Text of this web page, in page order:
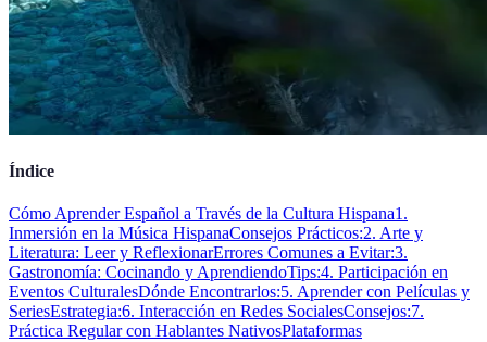
Índice
Cómo Aprender Español a Través de la Cultura Hispana1.
Inmersión en la Música HispanaConsejos Prácticos:2. Arte y
Literatura: Leer y ReflexionarErrores Comunes a Evitar:3.
Gastronomía: Cocinando y AprendiendoTips:4. Participación en
Eventos CulturalesDónde Encontrarlos:5. Aprender con Películas y
SeriesEstrategia:6. Interacción en Redes SocialesConsejos:7.
Práctica Regular con Hablantes NativosPlataformas